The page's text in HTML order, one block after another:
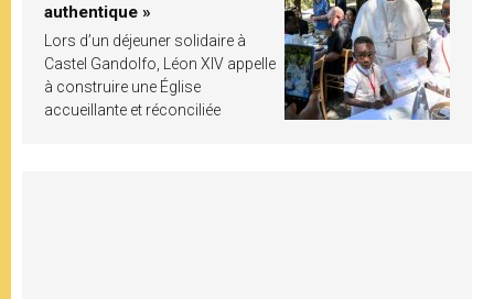
authentique »
Lors d’un déjeuner solidaire à
Castel Gandolfo, Léon XIV appelle
à construire une Église
accueillante et réconciliée